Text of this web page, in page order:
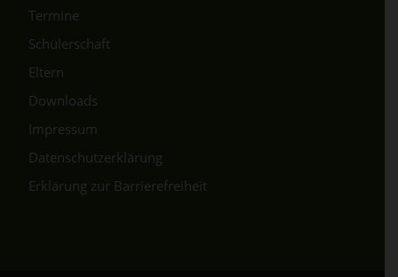
Termine
Schülerschaft
Eltern
Downloads
Impressum
Datenschutzerklärung
Erklärung zur Barrierefreiheit